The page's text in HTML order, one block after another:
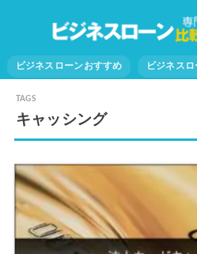
ビジネスローンおすすめ ビジネス
キャッシング